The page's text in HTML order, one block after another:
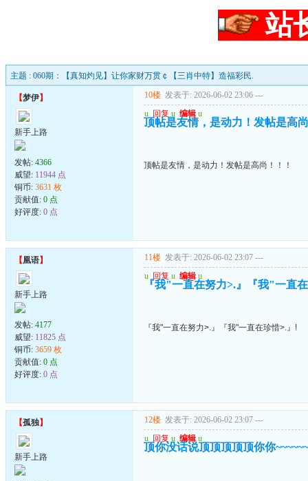
站
主题 : 060期：【真知灼见】让你家财万贯￠【三肖中特】造福彩民.
【梦伊】
新手上路
发帖: 4366
威望: 11944 点
铜币: 3631 枚
贡献值: 0 点
好评度: 0 点
10楼 发表于: 2026-06-02 23:06 ---
u 回复 u 编辑 u
顶帖是友情，是动力！发帖是高
顶帖是友情，是动力！发帖是高尚！！！
【凰语】
新手上路
发帖: 4177
威望: 11825 点
铜币: 3659 枚
贡献值: 0 点
好评度: 0 点
11楼 发表于: 2026-06-02 23:07 ---
u 回复 u 编辑 u
『我"一直在努力>.』『我"一直
『我"一直在努力>.』『我"一直在珍惜>.』!
【孤独】
新手上路
12楼 发表于: 2026-06-02 23:07 ---
u 回复 u 编辑 u
顶你没话说顶顶顶顶顶你你